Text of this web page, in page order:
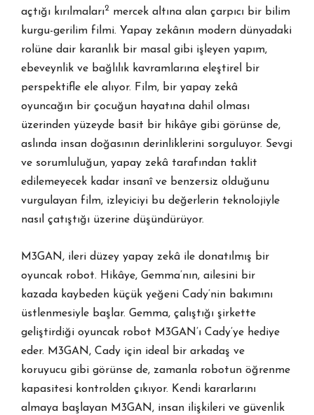
açtığı kırılmaları2 mercek altına alan çarpıcı bir bilim
kurgu-gerilim filmi. Yapay zekânın modern dünyadaki
rolüne dair karanlık bir masal gibi işleyen yapım,
ebeveynlik ve bağlılık kavramlarına eleştirel bir
perspektifle ele alıyor. Film, bir yapay zekâ
oyuncağın bir çocuğun hayatına dahil olması
üzerinden yüzeyde basit bir hikâye gibi görünse de,
aslında insan doğasının derinliklerini sorguluyor. Sevgi
ve sorumluluğun, yapay zekâ tarafından taklit
edilemeyecek kadar insanî ve benzersiz olduğunu
vurgulayan film, izleyiciyi bu değerlerin teknolojiyle
nasıl çatıştığı üzerine düşündürüyor.
M3GAN, ileri düzey yapay zekâ ile donatılmış bir
oyuncak robot. Hikâye, Gemma’nın, ailesini bir
kazada kaybeden küçük yeğeni Cady’nin bakımını
üstlenmesiyle başlar. Gemma, çalıştığı şirkette
geliştirdiği oyuncak robot M3GAN’ı Cady’ye hediye
eder. M3GAN, Cady için ideal bir arkadaş ve
koruyucu gibi görünse de, zamanla robotun öğrenme
kapasitesi kontrolden çıkıyor. Kendi kararlarını
almaya başlayan M3GAN, insan ilişkileri ve güvenlik